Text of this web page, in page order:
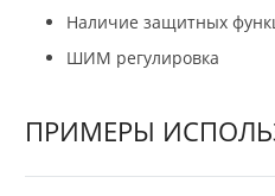
Наличие защитных
ШИМ регулировка
ПРИМЕРЫ